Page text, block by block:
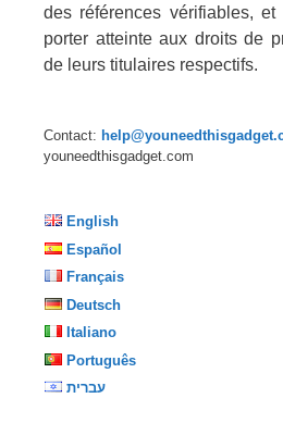
des références vérifiables,
porter atteinte aux droits de
de leurs titulaires respectifs.
Contact:
youneedthisgadget.com
English
Español
Français
Deutsch
Italiano
Português
עברית